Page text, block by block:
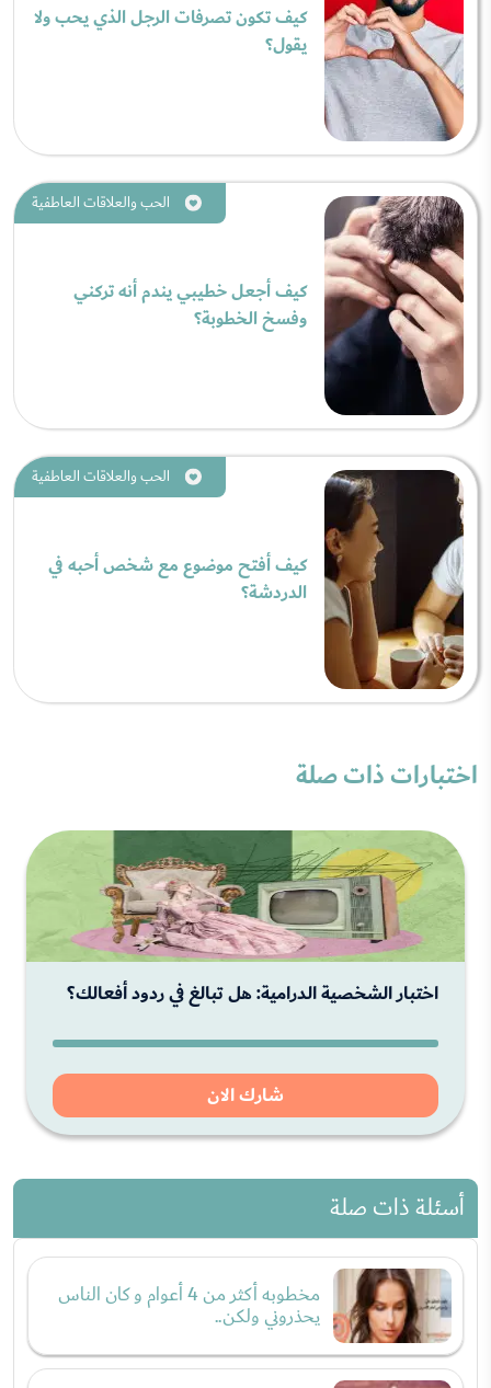
كيف تكون تصرفات الرجل الذي يحب ولا
يقول؟
الحب والعلاقات العاطفية
كيف أجعل خطيبي يندم أنه تركني
وفسخ الخطوبة؟
الحب والعلاقات العاطفية
كيف أفتح موضوع مع شخص أحبه في
الدردشة؟
اختبارات ذات صلة
اختبار الشخصية الدرامية: هل تبالغ في ردود أفعالك؟
شارك الان
أسئلة ذات صلة
مخطوبه أكثر من 4 أعوام و كان الناس
يحذروني ولكن..